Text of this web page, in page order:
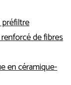
de fibres
en céramique-